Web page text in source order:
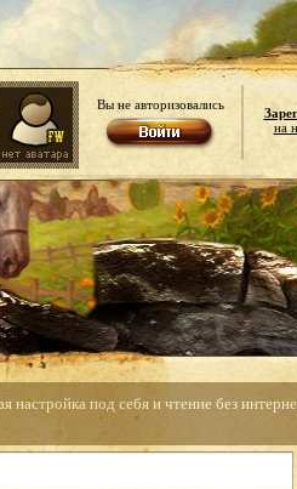
Вы не авторизовались
на
под себя и чтение без